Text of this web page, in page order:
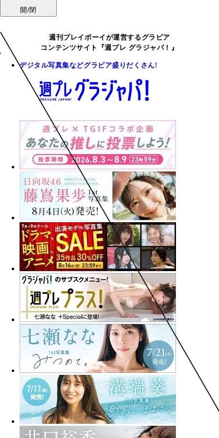
開/閉
週刊プレイボーイが運営するグラビア
コンテンツサイト『週プレ グラジャパ！』
デジタル写真集などグラビア盛りだくさん!